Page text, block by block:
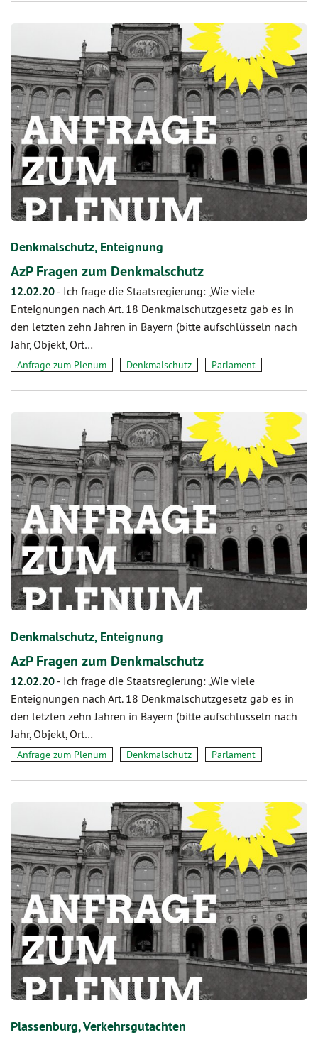
Denkmalschutz, Enteignung
AzP Fragen zum Denkmalschutz
12.02.20 - Ich frage die Staatsregierung: „Wie viele
Enteignungen nach Art. 18 Denkmalschutzgesetz gab es in
den letzten zehn Jahren in Bayern (bitte aufschlüsseln nach
Jahr, Objekt, Ort…
Anfrage zum Plenum Denkmalschutz Parlament
Denkmalschutz, Enteignung
AzP Fragen zum Denkmalschutz
12.02.20 - Ich frage die Staatsregierung: „Wie viele
Enteignungen nach Art. 18 Denkmalschutzgesetz gab es in
den letzten zehn Jahren in Bayern (bitte aufschlüsseln nach
Jahr, Objekt, Ort…
Anfrage zum Plenum Denkmalschutz Parlament
Plassenburg, Verkehrsgutachten